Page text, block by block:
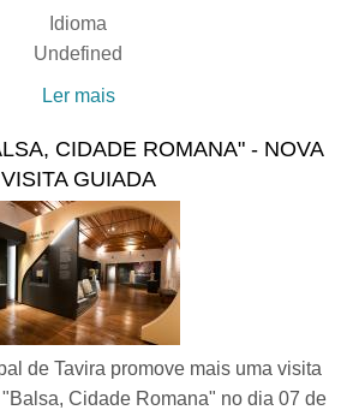
Idioma
Undefined
Ler mais
nas pinturas da igreja de
CIDADE ROMANA" - NOVA
VISITA GUIADA
de Tavira promove mais uma visita
Cidade Romana" no dia 07 de